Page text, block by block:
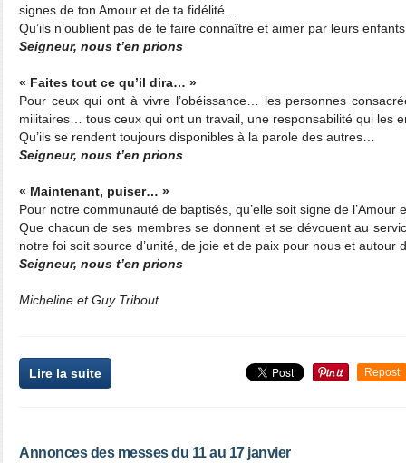
signes de ton Amour et de ta fidélité…
Qu’ils n’oublient pas de te faire connaître et aimer par leurs
Seigneur, nous t’en prions
« Faites tout ce qu’il dira… »
Pour ceux qui ont à vivre l’obéissance… les personnes
militaires… tous ceux qui ont un travail, une responsabilité qui les
Qu’ils se rendent toujours disponibles à la parole des autres…
Seigneur, nous t’en prions
« Maintenant, puiser… »
Pour notre communauté de baptisés, qu’elle soit signe de
Que chacun de ses membres se donnent et se dévouent au
notre foi soit source d’unité, de joie et de paix pour nous et autour
Seigneur, nous t’en prions
Micheline et Guy Tribout
Lire la suite Repost
Annonces des messes du 11 au 17 janvier